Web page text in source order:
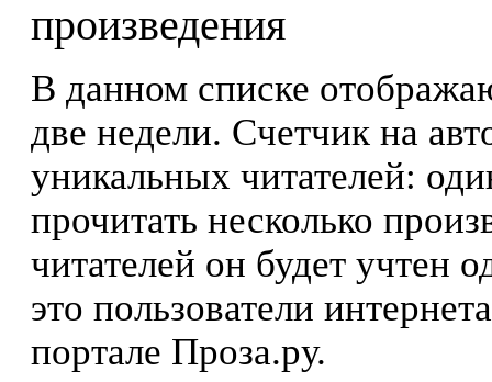
произведения
В данном списке
две недели. Счетчик на
уникальных читателей:
прочитать несколько
читателей он будет учтен
это пользователи
портале Проза.ру.